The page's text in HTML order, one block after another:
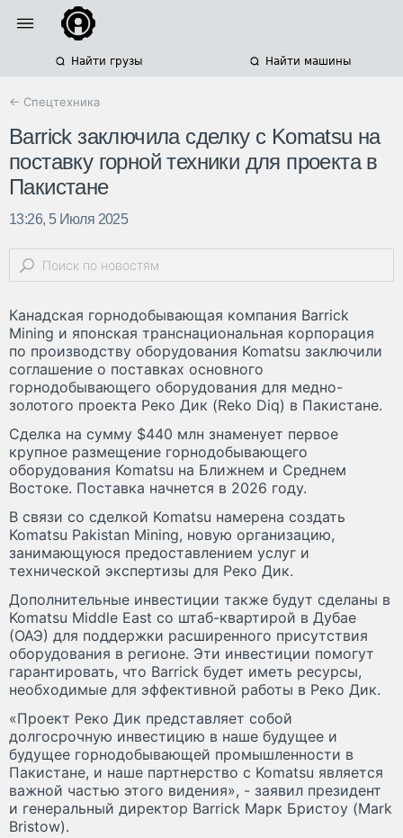
Найти грузы Найти машины
← Спецтехника
Barrick заключила сделку с Komatsu на
поставку горной техники для проекта в
Пакистане
13:26, 5 Июля 2025
Канадская горнодобывающая компания Barrick
Mining и японская транснациональная корпорация
по производству оборудования Komatsu заключили
соглашение о поставках основного
горнодобывающего оборудования для медно-
золотого проекта Реко Дик (Reko Diq) в Пакистане.
Сделка на сумму $440 млн знаменует первое
крупное размещение горнодобывающего
оборудования Komatsu на Ближнем и Среднем
Востоке. Поставка начнется в 2026 году.
В связи со сделкой Komatsu намерена создать
Komatsu Pakistan Mining, новую организацию,
занимающуюся предоставлением услуг и
технической экспертизы для Реко Дик.
Дополнительные инвестиции также будут сделаны в
Komatsu Middle East со штаб-квартирой в Дубае
(ОАЭ) для поддержки расширенного присутствия
оборудования в регионе. Эти инвестиции помогут
гарантировать, что Barrick будет иметь ресурсы,
необходимые для эффективной работы в Реко Дик.
«Проект Реко Дик представляет собой
долгосрочную инвестицию в наше будущее и
будущее горнодобывающей промышленности в
Пакистане, и наше партнерство с Komatsu является
важной частью этого видения», - заявил президент
и генеральный директор Barrick Марк Бристоу (Mark
Bristow).